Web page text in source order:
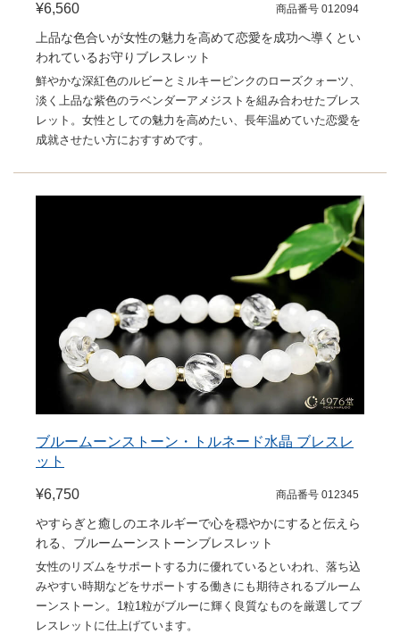
¥6,560 商品番号 012094
上品な色合いが女性の魅力を高めて恋愛を成功へ導くとい
われているお守りブレスレット
鮮やかな深紅色のルビーとミルキーピンクのローズクォーツ、
淡く上品な紫色のラベンダーアメジストを組み合わせたブレス
レット。女性としての魅力を高めたい、長年温めていた恋愛を
成就させたい方におすすめです。
ブルームーンストーン・トルネード水晶 ブレスレ
ット
¥6,750 商品番号 012345
やすらぎと癒しのエネルギーで心を穏やかにすると伝えら
れる、ブルームーンストーンブレスレット
女性のリズムをサポートする力に優れているといわれ、落ち込
みやすい時期などをサポートする働きにも期待されるブルーム
ーンストーン。1粒1粒がブルーに輝く良質なものを厳選してブ
レスレットに仕上げています。